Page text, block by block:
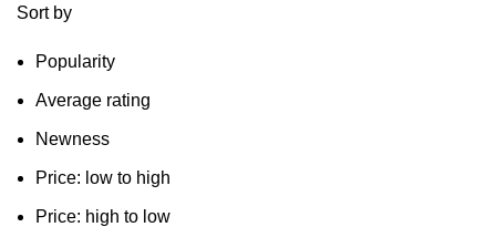
Sort by
Popularity
Average rating
Newness
Price: low to high
Price: high to low